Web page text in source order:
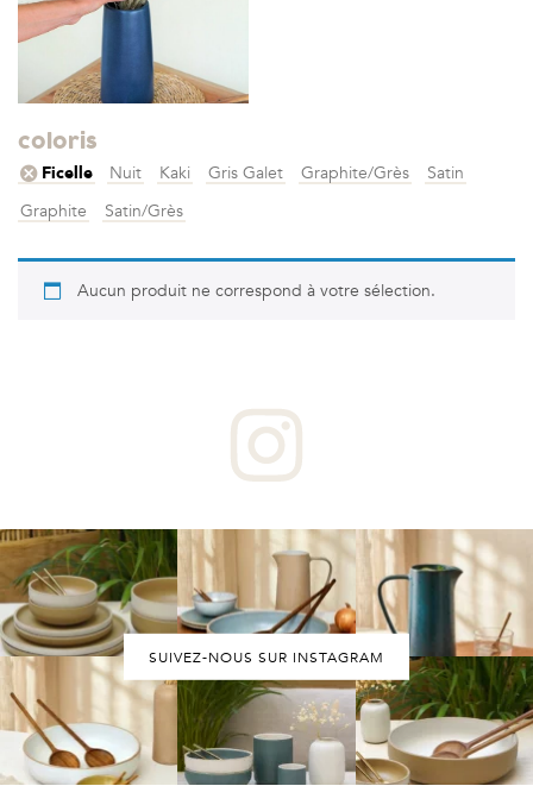
coloris
Ficelle Nuit Kaki Gris Galet Graphite/Grès
Satin
Graphite
Satin/Grès
Aucun produit ne correspond à votre sélection.
SUIVEZ-NOUS SUR INSTAGRAM